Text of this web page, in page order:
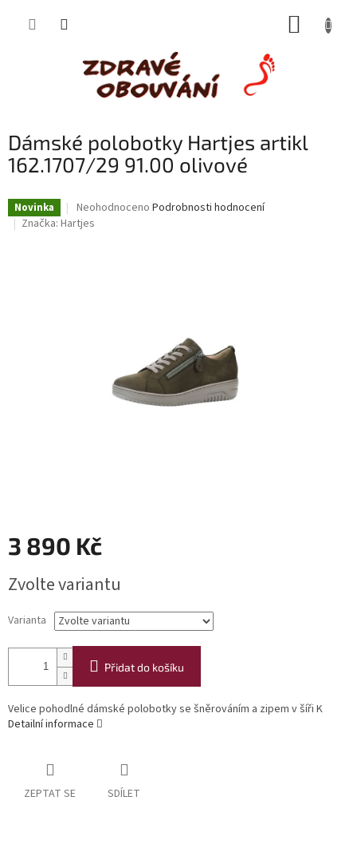
Dámské polobotky Hartjes artikl
162.1707/29 91.00 olivové
Novinka
Průměrné
hodnocení
Neohodnoceno Podrobnosti hodnocení
Značka: Hartjes
3 890 Kč
cena:
Zvolte variantu
Varianta
Přidat do košíku
Velice pohodlné dámské polobotky se šněrováním a zipem v šíři K
Detailní informace
ZEPTAT SE SDÍLET